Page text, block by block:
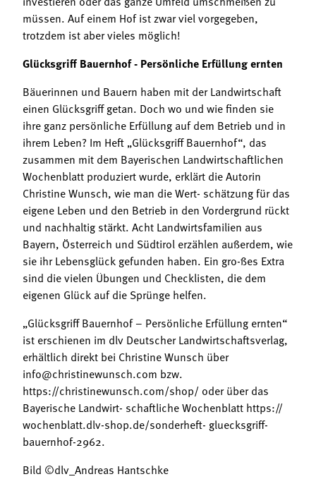
müssen. Auf einem Hof ist zwar viel vorgegeben,
trotzdem ist aber vieles möglich!
Glücksgriff Bauernhof - Persönliche Erfüllung ernten
Bäuerinnen und Bauern haben mit der Landwirtschaft
einen Glücksgriff getan. Doch wo und wie finden sie
ihre ganz persönliche Erfüllung auf dem Betrieb und in
ihrem Leben? Im Heft „Glücksgriff Bauernhof“, das
zusammen mit dem Bayerischen Landwirtschaftlichen
Wochenblatt produziert wurde, erklärt die Autorin
Christine Wunsch, wie man die Wert- schätzung für das
eigene Leben und den Betrieb in den Vordergrund rückt
und nachhaltig stärkt. Acht Landwirtsfamilien aus
Bayern, Österreich und Südtirol erzählen außerdem, wie
sie ihr Lebensglück gefunden haben. Ein gro-ßes Extra
sind die vielen Übungen und Checklisten, die dem
eigenen Glück auf die Sprünge helfen.
„Glücksgriff Bauernhof – Persönliche Erfüllung ernten“
ist erschienen im dlv Deutscher Landwirtschaftsverlag,
erhältlich direkt bei Christine Wunsch über
info@christinewunsch.com bzw.
https://christinewunsch.com/shop/ oder über das
Bayerische Landwirt- schaftliche Wochenblatt https://
wochenblatt.dlv-shop.de/sonderheft- gluecksgriff-
bauernhof-2962.
Bild ©dlv_Andreas Hantschke